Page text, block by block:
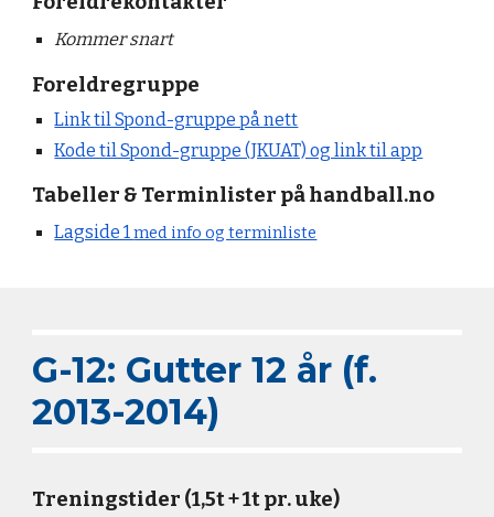
Kommer snart
Foreldregruppe
Link til Spond-gruppe på nett
Kode til Spond-gruppe (JKUAT) og link til app
Tabeller & Terminlister på handball.no
Lagside 1med info og terminliste
G-12: Gutter 12 år (f.
2013-2014)
Treningstider (1,5t+ 1t pr.uke)